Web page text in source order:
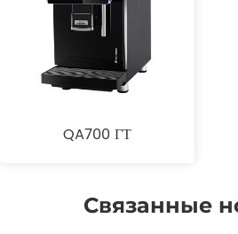
QA700 ГТ
Связанные